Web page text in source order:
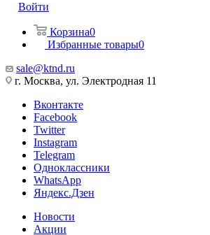
Войти
Корзина0
Избранные товары0
sale@ktnd.ru
г. Москва, ул. Электродная 11
Вконтакте
Facebook
Twitter
Instagram
Telegram
Одноклассники
WhatsApp
Яндекс.Дзен
Новости
Акции